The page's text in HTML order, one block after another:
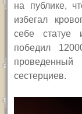
на публике,
избегал
себе статуе
победил
сестерциев.